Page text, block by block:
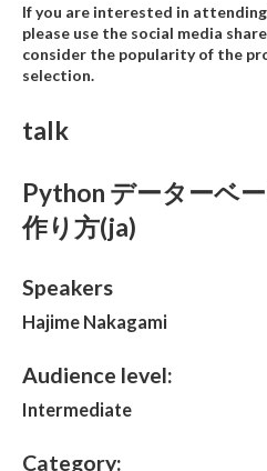
If you are interested in
please use the social media
consider the popularity of the
selection.
talk
Python データーベ
作り方(ja)
Speakers
Hajime Nakagami
Audience level:
Intermediate
Category: